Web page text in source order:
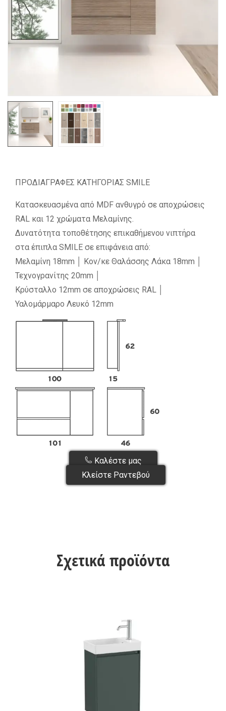
ΠΡΟΔΙΑΓΡΑΦΕΣ ΚΑΤΗΓΟΡΙΑΣ SMILE
Κατασκευασμένα από MDF ανθυγρό σε αποχρώσεις
RAL και 12 χρώματα Μελαμίνης.
Δυνατότητα τοποθέτησης επικαθήμενου νιπτήρα
στα έπιπλα SMILE σε επιφάνεια από:
Μελαμίνη 18mm │ Κον/κε Θαλάσσης Λάκα 18mm │
Τεχνογρανίτης 20mm │
Κρύσταλλο 12mm σε αποχρώσεις RAL │
Υαλομάρμαρο Λευκό 12mm
Καλέστε μας
Κλείστε Ραντεβού
Σχετικά προϊόντα